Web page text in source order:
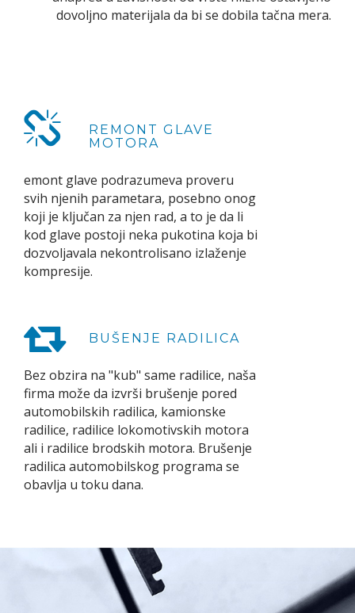
dovoljno materijala da bi se dobila tačna mera.
REMONT GLAVE
MOTORA
emont glave podrazumeva proveru
svih njenih parametara, posebno onog
koji je ključan za njen rad, a to je da li
kod glave postoji neka pukotina koja bi
dozvoljavala nekontrolisano izlaženje
kompresije.
BUŠENJE RADILICA
Bez obzira na "kub" same radilice, naša
firma može da izvrši brušenje pored
automobilskih radilica, kamionske
radilice, radilice lokomotivskih motora
ali i radilice brodskih motora. Brušenje
radilica automobilskog programa se
obavlja u toku dana.